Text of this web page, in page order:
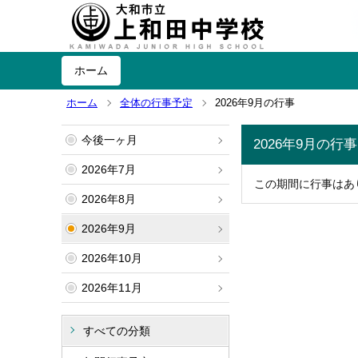
ホーム
ホーム 全体の行事予定 2026年9月の行事
今後一ヶ月
2026年7月
2026年8月
2026年9月
2026年10月
2026年11月
すべての分類
2026年9月の行事
この期間に行事は